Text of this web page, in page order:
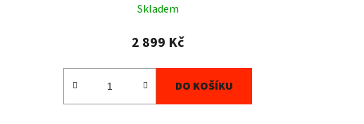
Skladem
2 899 Kč
DO KOŠÍKU